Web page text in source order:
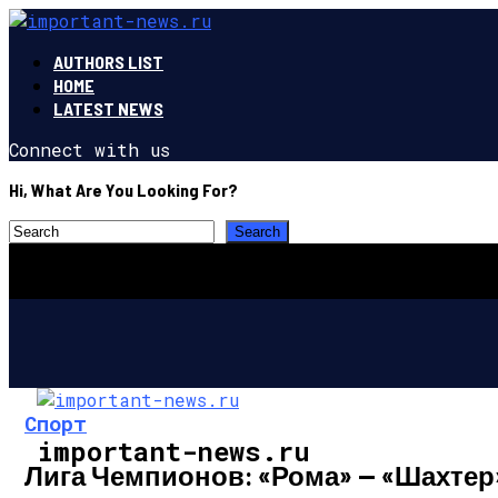
AUTHORS LIST
HOME
LATEST NEWS
Connect with us
Hi, What Are You Looking For?
important-news.ru
Спорт
Лига Чемпионов: «Рома» —